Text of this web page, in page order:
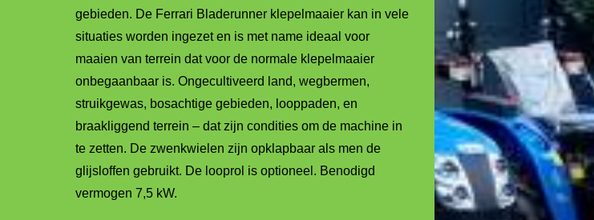
gebieden. De Ferrari Bladerunner klepelmaaier kan in vele
situaties worden ingezet en is met name ideaal voor
maaien van terrein dat voor de normale klepelmaaier
onbegaanbaar is. Ongecultiveerd land, wegbermen,
struikgewas, bosachtige gebieden, looppaden, en
braakliggend terrein – dat zijn condities om de machine in
te zetten. De zwenkwielen zijn opklapbaar als men de
glijsloffen gebruikt. De looprol is optioneel. Benodigd
vermogen 7,5 kW.